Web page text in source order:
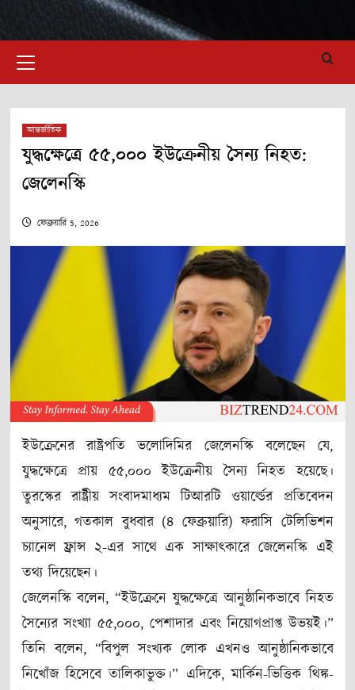
Menu
আন্তর্জাতিক
যুদ্ধক্ষেত্রে ৫৫,০০০ ইউক্রেনীয় সৈন্য নিহত:
জেলেনস্কি
ফেব্রুয়ারি 5, 2026
ইউক্রেনের রাষ্ট্রপতি ভলোদিমির জেলেনস্কি বলেছেন যে,
যুদ্ধক্ষেত্রে প্রায় ৫৫,০০০ ইউক্রেনীয় সৈন্য নিহত হয়েছে।
তুরস্কের রাষ্ট্রীয় সংবাদমাধ্যম টিআরটি ওয়ার্ল্ডের প্রতিবেদন
অনুসারে, গতকাল বুধবার (৪ ফেব্রুয়ারি) ফরাসি টেলিভিশন
চ্যানেল ফ্রান্স ২-এর সাথে এক সাক্ষাৎকারে জেলেনস্কি এই
তথ্য দিয়েছেন।
জেলেনস্কি বলেন, “ইউক্রেনে যুদ্ধক্ষেত্রে আনুষ্ঠানিকভাবে নিহত
সৈন্যের সংখ্যা ৫৫,০০০, পেশাদার এবং নিয়োগপ্রাপ্ত উভয়ই।”
তিনি বলেন, “বিপুল সংখ্যক লোক এখনও আনুষ্ঠানিকভাবে
নিখোঁজ হিসেবে তালিকাভুক্ত।” এদিকে, মার্কিন-ভিত্তিক থিঙ্ক-